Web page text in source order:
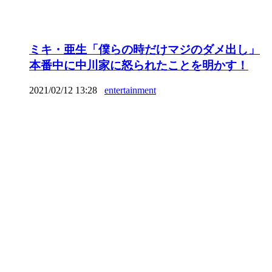
ミキ・亜生「僕らの時だけマジのダメ出し」
本番中に中川家に怒られたことを明かす！
2021/02/12 13:28 entertainment